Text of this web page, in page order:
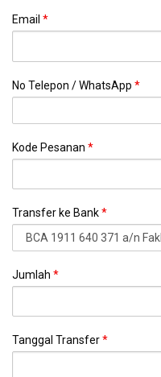
Email *
No Telepon / WhatsApp *
Kode Pesanan *
Transfer ke Bank*
Jumlah *
Tanggal Transfer*